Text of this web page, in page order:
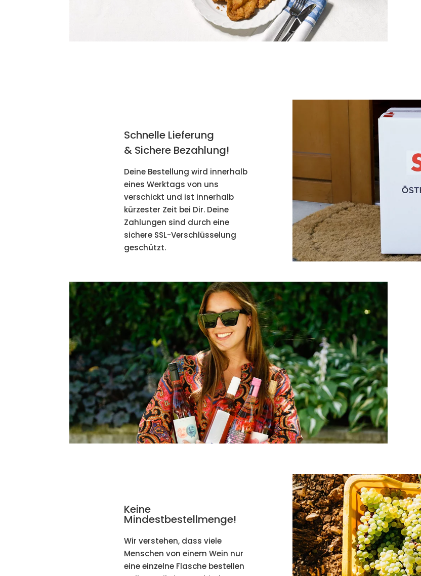
Schnelle Lieferung
& Sichere Bezahlung!
Deine Bestellung wird innerhalb
eines Werktags von uns
verschickt und ist innerhalb
kürzester Zeit bei Dir. Deine
Zahlungen sind durch eine
sichere SSL-Verschlüsselung
geschützt.
Keine
Mindestbestellmenge!
Wir verstehen, dass viele
Menschen von einem Wein nur
eine einzelne Flasche bestellen